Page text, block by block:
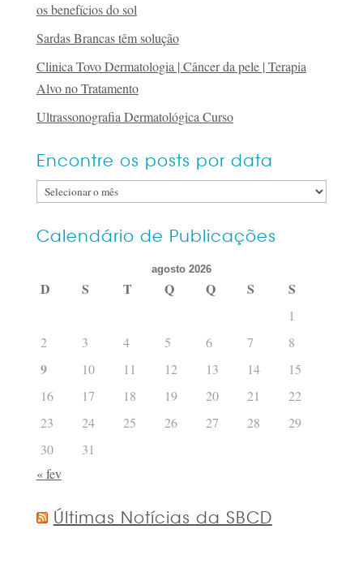
os benefícios do sol
Sardas Brancas têm solução
Clinica Tovo Dermatologia | Câncer da pele | Terapia
Alvo no Tratamento
Ultrassonografia Dermatológica Curso
Encontre os posts por data
Encontre
posts
Calendário de Publicações
agosto 2026
D S T Q Q S S
1
2
3 4 5 6 7 8
9 10 11 12 13 14
15
16
17 18 19 20 21
22
23
24 25 26 27 28
29
30
31
« fev
Últimas Notícias da SBCD